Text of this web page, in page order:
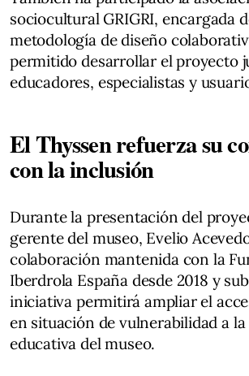
sociocultural GRIGRI, encargada
metodología de diseño
permitido desarrollar el proyecto
educadores, especialistas y
El Thyssen refuerza su
con la inclusión
Durante la presentación del
gerente del museo, Evelio
colaboración mantenida con la
Iberdrola España desde 2018 y
iniciativa permitirá ampliar el
en situación de vulnerabilidad a
educativa del museo.